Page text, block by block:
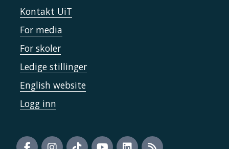
Kontakt UiT
For media
For skoler
Ledige stillinger
English website
Logg inn